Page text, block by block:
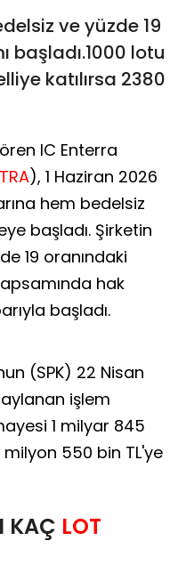
ve yüzde 19
başladı.1000 lotu
katılırsa 2380
IC Enterra
), 1 Haziran 2026
hem bedelsiz
başladı. Şirketin
19 oranındaki
hak
başladı.
(SPK) 22 Nisan
işlem
1 milyar 845
550 bin TL'ye
KAÇ LOT